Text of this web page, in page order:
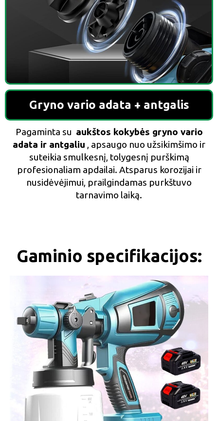
Gryno vario adata + antgalis
Pagaminta su aukštos kokybės gryno vario
adata ir antgaliu , apsaugo nuo užsikimšimo ir
suteikia smulkesnį, tolygesnį purškimą
profesionaliam apdailai. Atsparus korozijai ir
nusidėvėjimui, prailgindamas purkštuvo
tarnavimo laiką.
Gaminio specifikacijos: